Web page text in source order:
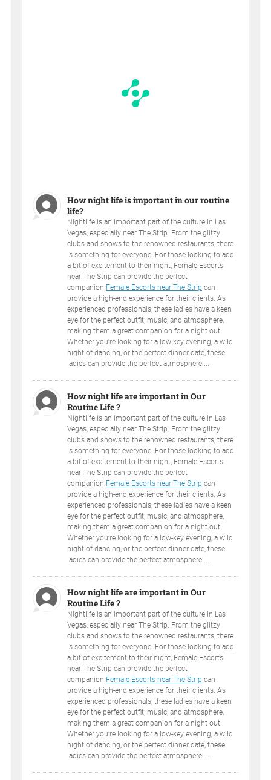
How night life is important in our routine
life?
Nightlife is an important part of the culture in Las
Vegas, especially near The Strip. From the glitzy
clubs and shows to the renowned restaurants, there
is something for everyone. For those looking to add
a bit of excitement to their night, Female Escorts
near The Strip can provide the perfect
companion. Female Escorts near The Strip can
provide a high-end experience for their clients. As
experienced professionals, these ladies have a keen
eye for the perfect outfit, music, and atmosphere,
making them a great companion for a night out.
Whether you’re looking for a low-key evening, a wild
night of dancing, or the perfect dinner date, these
ladies can provide the perfect atmosphere....
How night life are important in Our
Routine Life ?
Nightlife is an important part of the culture in Las
Vegas, especially near The Strip. From the glitzy
clubs and shows to the renowned restaurants, there
is something for everyone. For those looking to add
a bit of excitement to their night, Female Escorts
near The Strip can provide the perfect
companion.Female Escorts near The Strip can
provide a high-end experience for their clients. As
experienced professionals, these ladies have a keen
eye for the perfect outfit, music, and atmosphere,
making them a great companion for a night out.
Whether you’re looking for a low-key evening, a wild
night of dancing, or the perfect dinner date, these
ladies can provide the perfect atmosphere....
How night life are important in Our
Routine Life ?
Nightlife is an important part of the culture in Las
Vegas, especially near The Strip. From the glitzy
clubs and shows to the renowned restaurants, there
is something for everyone. For those looking to add
a bit of excitement to their night, Female Escorts
near The Strip can provide the perfect
companion.Female Escorts near The Strip can
provide a high-end experience for their clients. As
experienced professionals, these ladies have a keen
eye for the perfect outfit, music, and atmosphere,
making them a great companion for a night out.
Whether you’re looking for a low-key evening, a wild
night of dancing, or the perfect dinner date, these
ladies can provide the perfect atmosphere....